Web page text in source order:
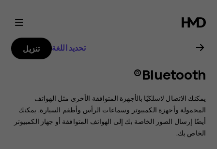
دليل
مستخدم
هاتف
Nokia
6.2
تحديد اللغة تنزيل
Bluetooth®
يمكنك الاتصال لاسلكيًا بالأجهزة المتوافقة الأخرى مثل الهواتف
المحمولة وأجهزة الكمبيوتر وسماعات الرأس وأطقم السيارة. يمكنك
أيضًا إرسال الصور الخاصة بك إلى الهواتف المتوافقة أو جهاز الكمبيوتر
الخاص بك.